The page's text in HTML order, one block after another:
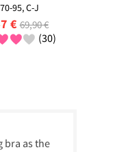
95, C-J
€ 69,90 €
(30)
bra as the